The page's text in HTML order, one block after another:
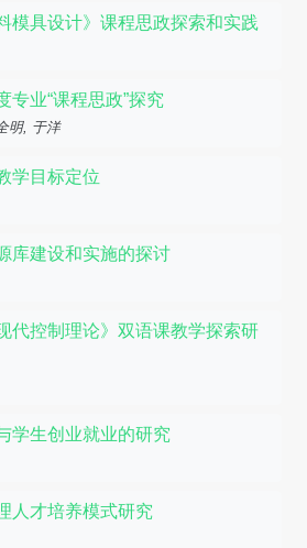
模具设计》课程思政探索和实践
专业“课程思政”探究
明, 于洋
学目标定位
库建设和实施的探讨
代控制理论》双语课教学探索研
学生创业就业的研究
人才培养模式研究